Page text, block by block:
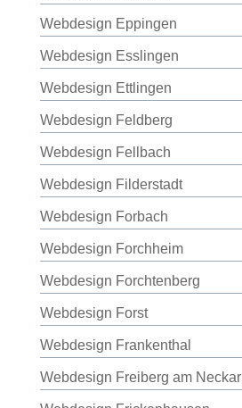
Webdesign Eppingen
Webdesign Esslingen
Webdesign Ettlingen
Webdesign Feldberg
Webdesign Fellbach
Webdesign Filderstadt
Webdesign Forbach
Webdesign Forchheim
Webdesign Forchtenberg
Webdesign Forst
Webdesign Frankenthal
Webdesign Freiberg am Neckar